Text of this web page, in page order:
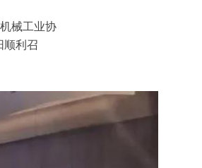
械工业协
顺利召